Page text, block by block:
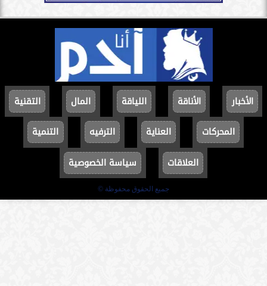
الأخبار الأناقة اللياقة المال
التقنية
المحركات
العناية الترفيه
التنمية
العلاقات
سياسة الخصوصية
جميع الحقوق محفوظة ©